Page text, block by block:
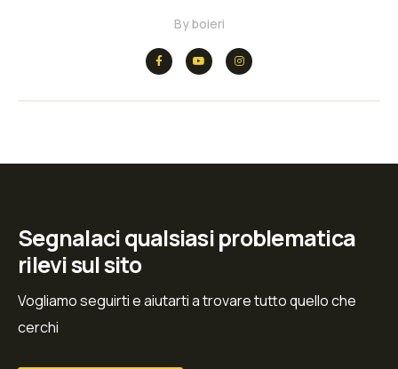
Byboieri
Segnalaci qualsiasi problematica
rilevi sul sito
Vogliamo seguirti e aiutarti a trovare tutto quello che
cerchi